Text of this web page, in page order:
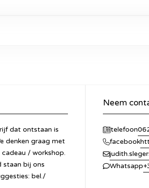
dat ontstaan is
denken graag met
cadeau / workshop.
staan bij ons
bel./
Neem
telefoon
facebook
Whatsapp